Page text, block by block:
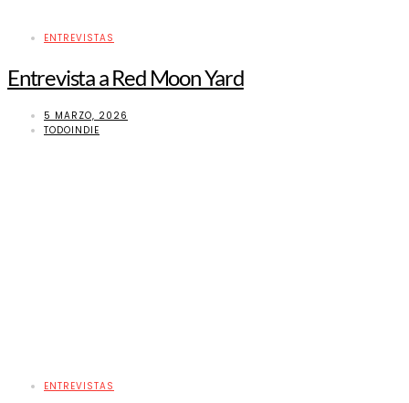
ENTREVISTAS
Entrevista a Red Moon Yard
5 MARZO, 2026
TODOINDIE
ENTREVISTAS